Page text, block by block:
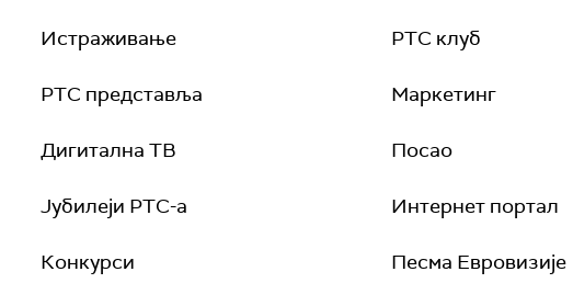
Истраживање РТС клуб
РТС представља Маркетинг
Дигитална ТВ Посао
Јубилеји РТС-а Интернет портал
Конкурси Песма Евровизије